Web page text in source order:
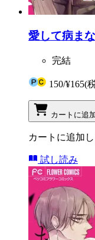
愛して病ま
完結
150/¥165(
カートに追
カートに追加
試し読み